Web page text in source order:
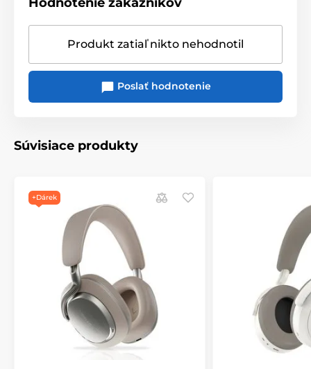
Produkt zatiaľ nikto nehodnotil
Poslať hodnotenie
Súvisiace produkty
+Dárek